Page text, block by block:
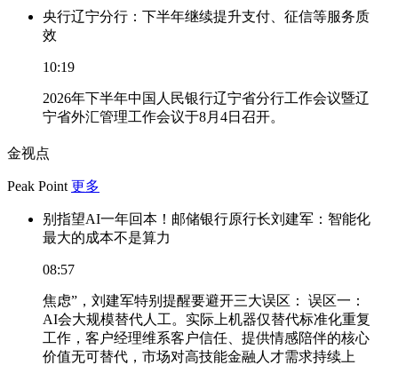
央行辽宁分行：下半年继续提升支付、征信等服务质
效
10:19
2026年下半年中国人民银行辽宁省分行工作会议暨辽
宁省外汇管理工作会议于8月4日召开。
金视点
Peak Point 更多
别指望AI一年回本！邮储银行原行长刘建军：智能化
最大的成本不是算力
08:57
焦虑”，刘建军特别提醒要避开三大误区： 误区一：
AI会大规模替代人工。实际上机器仅替代标准化重复
工作，客户经理维系客户信任、提供情感陪伴的核心
价值无可替代，市场对高技能金融人才需求持续上